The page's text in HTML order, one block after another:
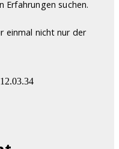
Erfahrungen suchen.
einmal nicht nur der